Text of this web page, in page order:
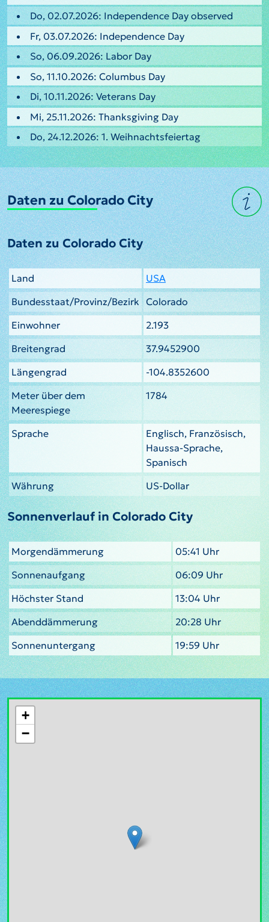
Do, 02.07.2026: Independence Day observed
Fr, 03.07.2026: Independence Day
So, 06.09.2026: Labor Day
So, 11.10.2026: Columbus Day
Di, 10.11.2026: Veterans Day
Mi, 25.11.2026: Thanksgiving Day
Do, 24.12.2026: 1. Weihnachtsfeiertag
Daten zu Colorado City
Daten zu Colorado City
Land
USA
Bundesstaat/Provinz/Bezirk Colorado
Einwohner
2.193
Breitengrad
37.9452900
Längengrad
-104.8352600
Meter über dem
Meerespiege
1784
Sprache
Englisch, Französisch,
Haussa-Sprache,
Spanisch
Währung
US-Dollar
Sonnenverlauf in Colorado City
Morgendämmerung
05:41 Uhr
Sonnenaufgang
06:09 Uhr
Höchster Stand
13:04 Uhr
Abenddämmerung
20:28 Uhr
Sonnenuntergang
19:59 Uhr
+
−